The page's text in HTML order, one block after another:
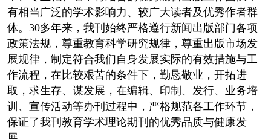
有相当广泛的学术影响力、较广大读者及优秀作者群
体。30多年来，我刊始终严格遵行新闻出版部门各项
政策法规，尊重教育科学研究规律，尊重出版市场发
展规律，制定符合我们自身发展实际的有效措施与工
作流程，在比较艰苦的条件下，勤恳敬业，开拓进
取，求生存、谋发展，在编辑、印制、发行、业务培
训、宣传活动等办刊过程中，严格规范各工作环节，
保证了我刊教育学术理论期刊的优秀品质与健康发